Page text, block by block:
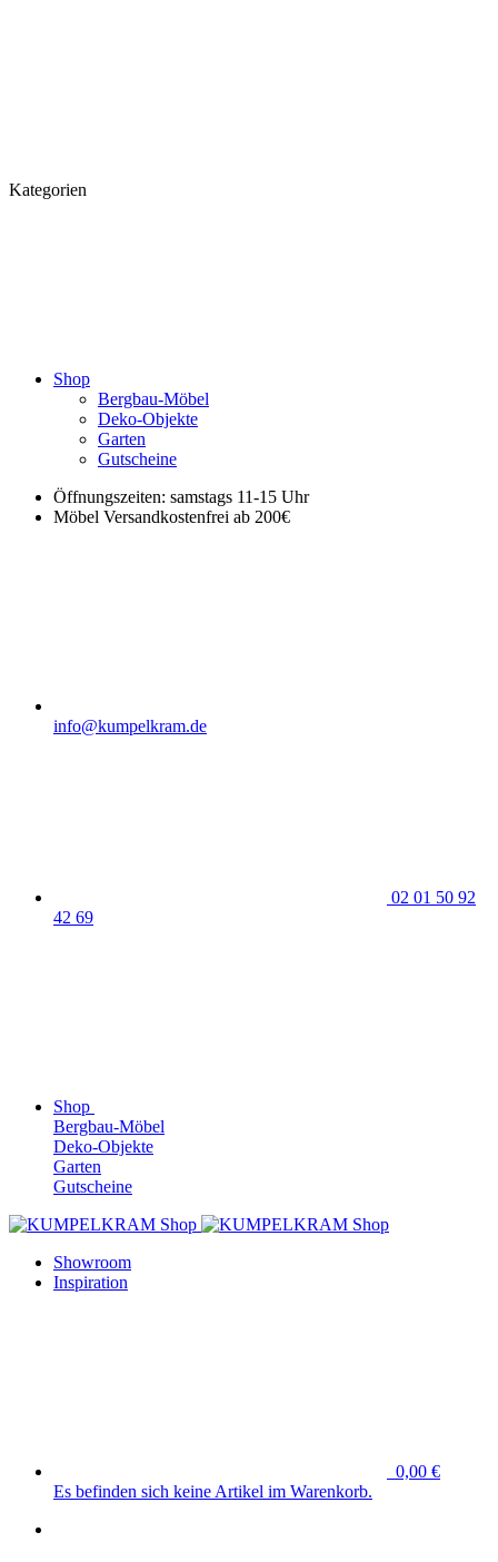
Kategorien
Shop
Bergbau-Möbel
Deko-Objekte
Garten
Gutscheine
Öffnungszeiten: samstags 11-15 Uhr
Möbel Versandkostenfrei ab 200€
info@kumpelkram.de
02 01 50 92
42 69
Shop
Bergbau-Möbel
Deko-Objekte
Garten
Gutscheine
Showroom
Inspiration
0,00 €
Es befinden sich keine Artikel im Warenkorb.